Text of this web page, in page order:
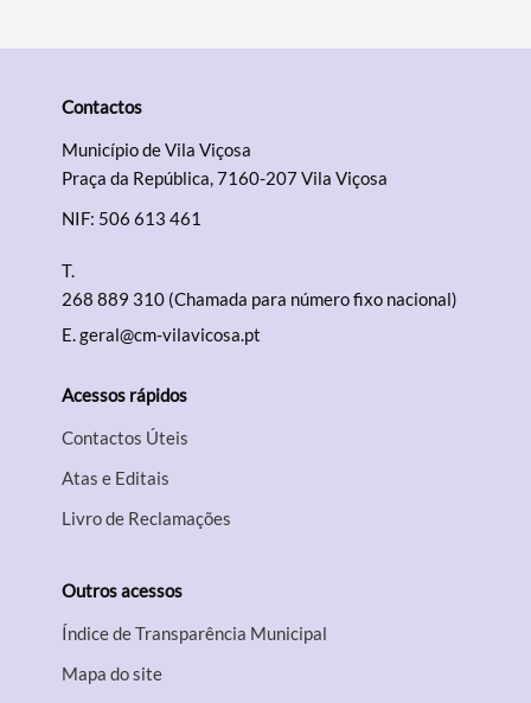
Contactos
Município de Vila Viçosa
Praça da República, 7160-207 Vila Viçosa
NIF: 506 613 461
T.
268 889 310 (Chamada para número fixo nacional)
E.geral@cm-vilavicosa.pt
Acessos rápidos
Contactos Úteis
Atas e Editais
Livro de Reclamações
Outros acessos
Índice de Transparência Municipal
Mapa do site